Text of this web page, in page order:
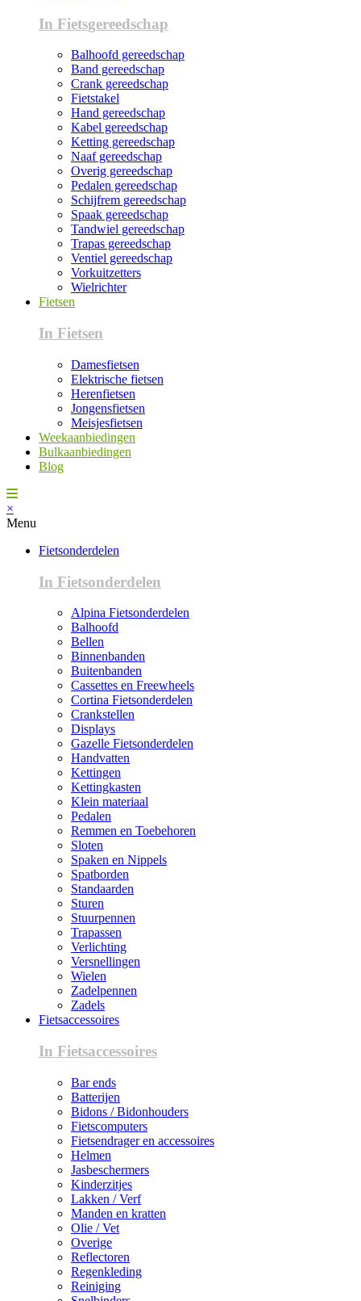
In Fietsgereedschap
Balhoofd gereedschap
Band gereedschap
Crank gereedschap
Fietstakel
Hand gereedschap
Kabel gereedschap
Ketting gereedschap
Naaf gereedschap
Overig gereedschap
Pedalen gereedschap
Schijfrem gereedschap
Spaak gereedschap
Tandwiel gereedschap
Trapas gereedschap
Ventiel gereedschap
Vorkuitzetters
Wielrichter
Fietsen
In Fietsen
Damesfietsen
Elektrische fietsen
Herenfietsen
Jongensfietsen
Meisjesfietsen
Weekaanbiedingen
Bulkaanbiedingen
Blog
×
Menu
Fietsonderdelen
In Fietsonderdelen
Alpina Fietsonderdelen
Balhoofd
Bellen
Binnenbanden
Buitenbanden
Cassettes en Freewheels
Cortina Fietsonderdelen
Crankstellen
Displays
Gazelle Fietsonderdelen
Handvatten
Kettingen
Kettingkasten
Klein materiaal
Pedalen
Remmen en Toebehoren
Sloten
Spaken en Nippels
Spatborden
Standaarden
Sturen
Stuurpennen
Trapassen
Verlichting
Versnellingen
Wielen
Zadelpennen
Zadels
Fietsaccessoires
In Fietsaccessoires
Bar ends
Batterijen
Bidons / Bidonhouders
Fietscomputers
Fietsendrager en accessoires
Helmen
Jasbeschermers
Kinderzitjes
Lakken / Verf
Manden en kratten
Olie / Vet
Overige
Reflectoren
Regenkleding
Reiniging